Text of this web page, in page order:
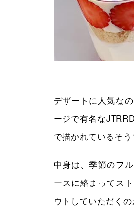
デザートに人気な
ージで有名な
で描かれているそう
中身は、季節のフ
ースに絡まってス
ウトしていただく